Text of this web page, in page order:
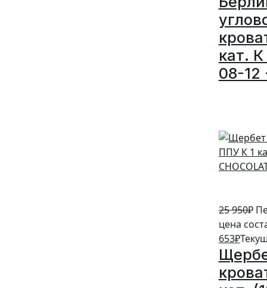
кат.
08-12
25 950₽
цена
653₽